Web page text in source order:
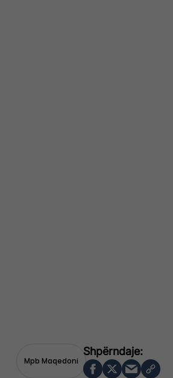
Mpb Maqedoni